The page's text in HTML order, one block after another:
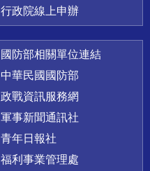
行政院線上申辦
國防部相關單位連結
中華民國國防部
政戰資訊服務網
軍事新聞通訊社
青年日報社
福利事業管理處